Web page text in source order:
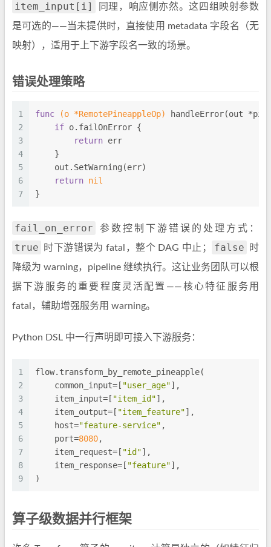
item_input[i]
同理，响应侧亦然。这四组映射参数
是可选的——当未提供时，直接使用 metadata 字段名（无
映射），适用于上下游字段名一致的场景。
错误处理策略
1
2
3
4
5
6
7
func (o *RemotePineappleOp)
handleError(out
if o.failOnError {
return err
    }
    out.SetWarning(err)
return nil
}
fail_on_error 参数控制下游错误的处理方式：
true 时下游错误为 fatal，整个 DAG 中止； false
时
降级为 warning，pipeline 继续执行。这让业务团队可以根
据下游服务的重要程度灵活配置——核心特征服务用
fatal，辅助增强服务用 warning。
Python DSL 中一行声明即可接入下游服务：
1
2
3
4
5
6
7
8
9
flow.transform_by_remote_pineapple(
    common_input=[
"user_age"],
    item_input=[
"item_id"],
    item_output=[
"item_feature"],
    host=
"feature-service" ,
    port=
8080,
    item_request=[
"id"],
    item_response=[
"feature"],
)
算子级数据并行框架